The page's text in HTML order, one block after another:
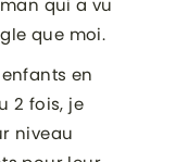
que moi.
en
2 fois, je
niveau